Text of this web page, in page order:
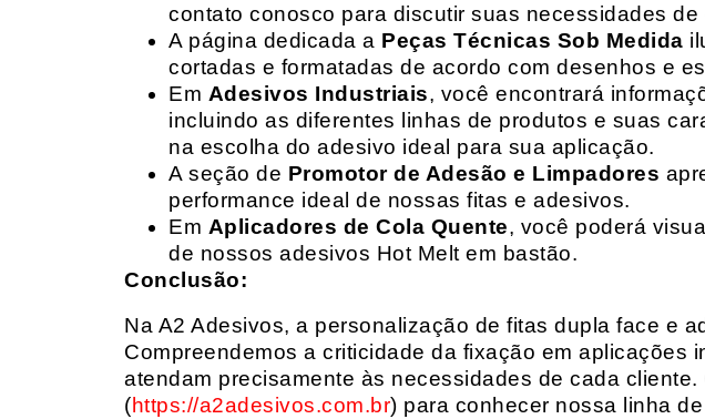
contato conosco para discutir suas necessidades
A página dedicada a Peças Técnicas Sob Medida
cortadas e formatadas de acordo com desenhos e
Em Adesivos Industriais, você encontrará
incluindo as diferentes linhas de produtos e suas
na escolha do adesivo ideal para sua aplicação.
A seção de Promotor de Adesão e Limpadores
performance ideal de nossas fitas e adesivos.
Em Aplicadores de Cola Quente, você poderá
de nossos adesivos Hot Melt em bastão.
Conclusão:
Na A2 Adesivos, a personalização de fitas dupla face e
Compreendemos a criticidade da fixação em
atendam precisamente às necessidades de cada
(https://a2adesivos.com.br) para conhecer nossa linha